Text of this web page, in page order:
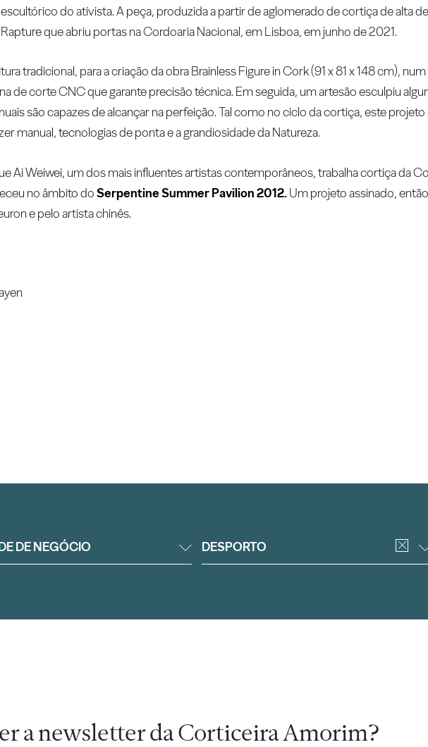
do ativista. A peça, produzida a partir de aglomerado de cortiça de alta
que abriu portas na Cordoaria Nacional, em Lisboa, em junho de 2021.
tradicional, para a criação da obra Brainless Figure in Cork (91 x 81 x 148 cm),
de corte CNC que garante precisão técnica. Em seguida, um artesão esculpiu
são capazes de alcançar na perfeição. Tal como no ciclo da cortiça, este
manual, tecnologias de ponta e a grandiosidade da Natureza.
Ai Weiwei, um dos mais influentes artistas contemporâneos, trabalha cortiça da
no âmbito doSerpentine Summer Pavilion 2012.Um projeto assinado,
e pelo artista chinês.
DE NEGÓCIO DESPORTO
a newsletter da Corticeira Amorim?